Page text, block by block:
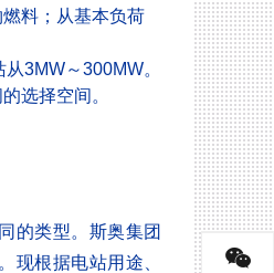
料；从基本负荷
3MW～300MW。
选择空间。
类型。斯奥集团
现根据电站用途、